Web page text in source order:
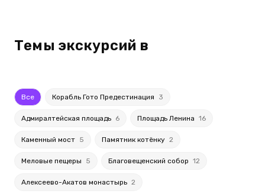
Темы экскурсий в
Все Корабль Гото Предестинация 3
Адмиралтейская площадь 6 Площадь Ленина 16
Каменный мост 5 Памятник котёнку 2
Меловые пещеры 5 Благовещенский собор 12
Алексеево-Акатов монастырь 2